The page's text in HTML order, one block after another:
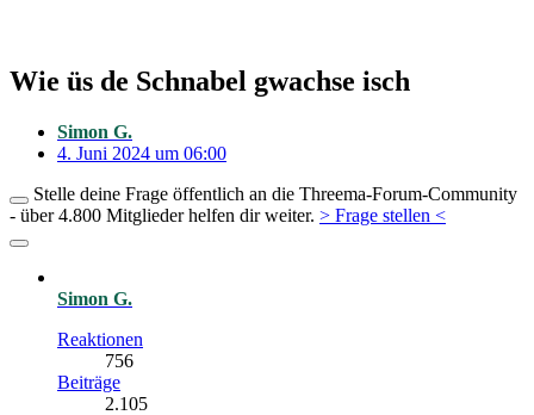
Wie üs de Schnabel gwachse isch
Simon G.
4. Juni 2024 um 06:00
Stelle deine Frage öffentlich an die Threema-Forum-Community
- über 4.800 Mitglieder helfen dir weiter. > Frage stellen <
Simon G.
Reaktionen
756
Beiträge
2.105